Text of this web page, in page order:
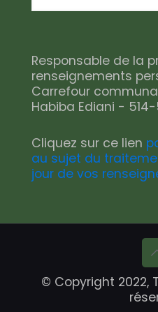
Responsable de la
renseignements
Carrefour
Habiba Ediani -
Cliquez sur ce lien
au sujet du
jour de vos
© Copyright 2022,